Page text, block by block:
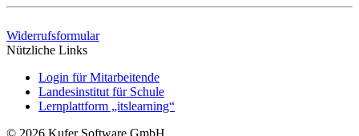
Widerrufsformular
Nützliche Links
Login für Mitarbeitende
Landesinstitut für Schule
Lernplattform „itslearning“
© 2026 Kufer Software GmbH